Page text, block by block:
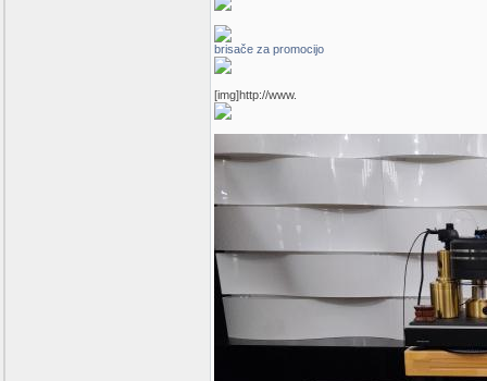
brisače za promocijo
[img]http://www.